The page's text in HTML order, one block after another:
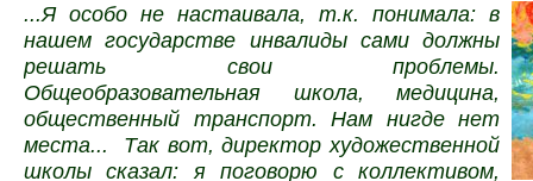
...Я особо не настаивала, т.к. понимала: в
нашем государстве инвалиды сами должны
решать свои проблемы.
Общеобразовательная школа, медицина,
общественный транспорт. Нам нигде нет
места... Так вот, директор художественной
школы сказал: я поговорю с коллективом,